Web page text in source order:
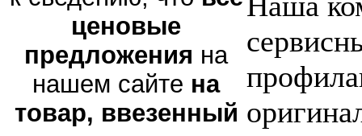
ценовые
предложения на
нашем сайте на
товар, ввезенный